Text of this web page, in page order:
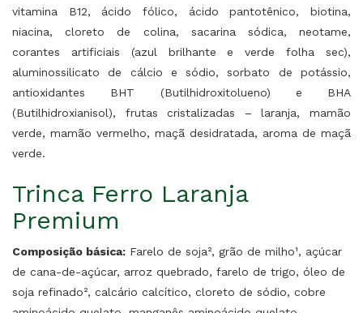
vitamina B12, ácido fólico, ácido pantotênico, biotina,
niacina, cloreto de colina, sacarina sódica, neotame,
corantes artificiais (azul brilhante e verde folha sec),
aluminossilicato de cálcio e sódio, sorbato de potássio,
antioxidantes BHT (Butilhidroxitolueno) e BHA
(Butilhidroxianisol), frutas cristalizadas – laranja, mamão
verde, mamão vermelho, maçã desidratada, aroma de maçã
verde.
Trinca Ferro Laranja
Premium
Composição básica: Farelo de soja², grão de milho¹, açúcar
de cana-de-açúcar, arroz quebrado, farelo de trigo, óleo de
soja refinado², calcário calcítico, cloreto de sódio, cobre